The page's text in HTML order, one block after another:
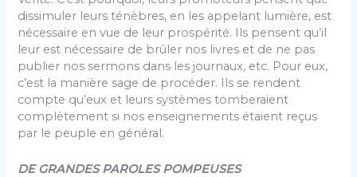
dissimuler leurs ténèbres, en les appelant lumière, est
nécessaire en vue de leur prospérité. Ils pensent qu’il
leur est nécessaire de brûler nos livres et de ne pas
publier nos sermons dans les journaux, etc. Pour eux,
c’est la manière sage de procéder. Ils se rendent
compte qu’eux et leurs systèmes tomberaient
complètement si nos enseignements étaient reçus
par le peuple en général.
DE GRANDES PAROLES POMPEUSES